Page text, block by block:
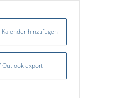
Kalender hinzufügen
Outlook export